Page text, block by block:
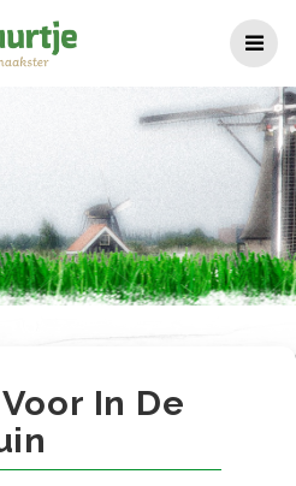
naar
de
in de tuin
In De